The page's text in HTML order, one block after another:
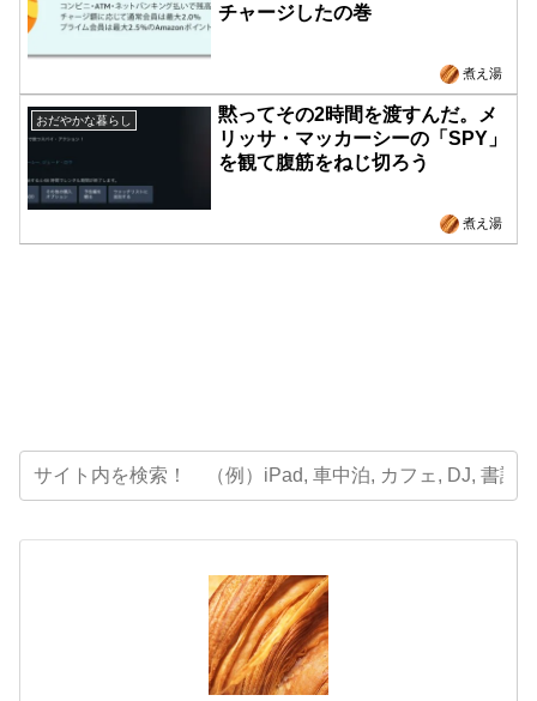
チャージしたの巻
煮え湯
おだやかな暮らし
黙ってその2時間を渡すんだ。メ
リッサ・マッカーシーの「SPY」
を観て腹筋をねじ切ろう
煮え湯